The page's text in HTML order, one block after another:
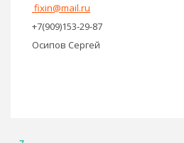
fixin@mail.ru
+7(909)153-29-87
Осипов Сергей